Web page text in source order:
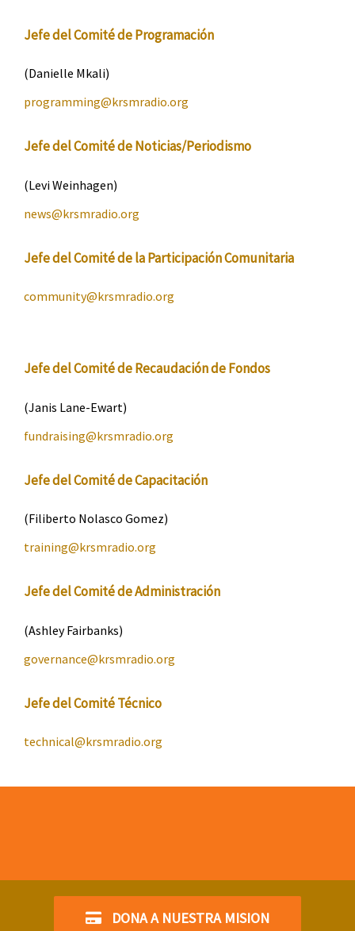
Jefe del Comité de Programación
(Danielle Mkali)
programming@krsmradio.org
Jefe del Comité de Noticias/Periodismo
(Levi Weinhagen)
news@krsmradio.org
Jefe del Comité de la Participación Comunitaria
community@krsmradio.org
Jefe del Comité de Recaudación de Fondos
(Janis Lane-Ewart)
fundraising@krsmradio.org
Jefe del Comité de Capacitación
(Filiberto Nolasco Gomez)
training@krsmradio.org
Jefe del Comité de Administración
(Ashley Fairbanks)
governance@krsmradio.org
Jefe del Comité Técnico
technical@krsmradio.org
DONA A NUESTRA MISION